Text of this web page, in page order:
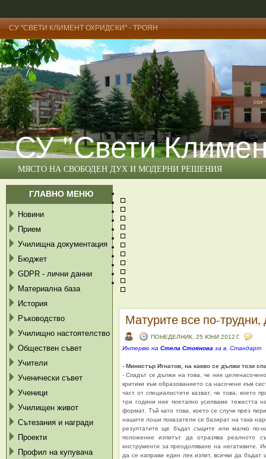
СУ "СВЕТИ КЛИМЕНТ ОХРИДСКИ" - ТРОЯН
СУ "Свети
МЯСТО НА СВОБОДЕН ДУХ И МОДЕРНИ РЕШЕНИЯ
ГЛАВНО МЕНЮ
Новини
Прием
Училищна документация
Бюджет
GDPR - лични данни
Материална база
История
Ръководство
Училищно настоятелство
Обществен съвет
Учители
Ученически съвет
Ученици
Училищен живот
Сътезания и награди
Проекти
Профил на купувача
Матурите все по-
ПОНЕДЕЛНИК, 25 ЮНИ 2012 Г.
Интервю на Стела Стоянова за в. Стандарт
- Министър Игнатов, на какво се дължи този
- Спадът се дължи на това, че ние
критики към образованието са насочени към
част от специалистите казват, че това, което
три години ние поетапно усилваме тежестта
формат. Тъй като това, което се случи през
нашите лоши показатели се базират на така
резултатите ще бъдат същите или малко по-
положение изпитът да отразява реалното
инструменти за преодоляване на негативите.
да се направи един лек изпит, всички да